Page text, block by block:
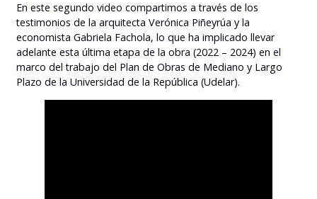
En este segundo video compartimos a través de los
testimonios de la arquitecta Verónica Piñeyrúa y la
economista Gabriela Fachola, lo que ha implicado llevar
adelante esta última etapa de la obra (2022 – 2024) en el
marco del trabajo del Plan de Obras de Mediano y Largo
Plazo de la Universidad de la República (Udelar).